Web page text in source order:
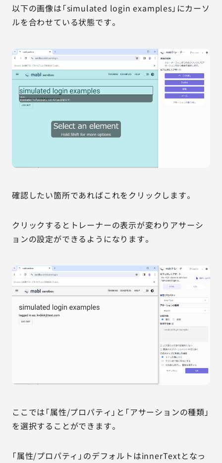
以下の画像は「simulated login examples」にカーソ
ルを合わせている状態です。
確認したい箇所であればこれをクリックします。
クリックするとトレーナーの表示が変わりアサーシ
ョンの設定ができるようになります。
ここでは「属性/プロパティ」と「アサーションの種類」
を選択することができます。
「属性/プロパティ」のデフォルトはinnerTextとなっ